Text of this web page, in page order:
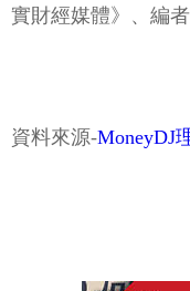
實財經媒體》、編者
資料來源-MoneyDJ